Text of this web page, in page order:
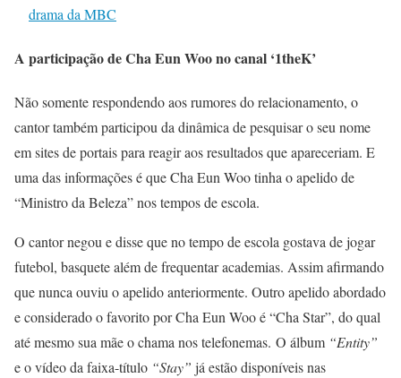
drama da MBC
A participação de Cha Eun Woo no canal ‘1theK’
Não somente respondendo aos rumores do relacionamento, o
cantor também participou da dinâmica de pesquisar o seu nome
em sites de portais para reagir aos resultados que apareceriam. E
uma das informações é que Cha Eun Woo tinha o apelido de
“Ministro da Beleza” nos tempos de escola.
O cantor negou e disse que no tempo de escola gostava de jogar
futebol, basquete além de frequentar academias. Assim afirmando
que nunca ouviu o apelido anteriormente. Outro apelido abordado
e considerado o favorito por Cha Eun Woo é “Cha Star”, do qual
até mesmo sua mãe o chama nos telefonemas. O álbum “Entity”
e o vídeo da faixa-título “Stay” já estão disponíveis nas